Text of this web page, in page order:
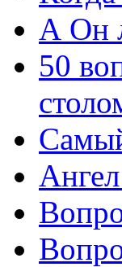
А Он
50